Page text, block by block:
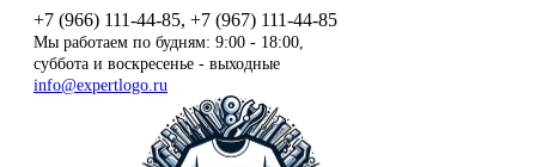
+7 (966) 111-44-85, +7 (967) 111-44-85
Мы работаем по будням: 9:00 - 18:00,
суббота и воскресенье - выходные
info@expertlogo.ru